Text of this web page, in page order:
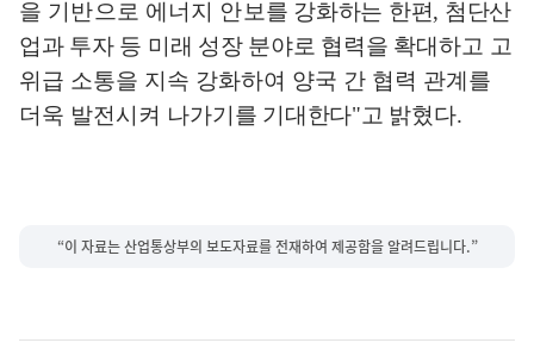
을 기반으로 에너지 안보를 강화하는 한편, 첨단산
업과 투자 등 미래 성장 분야로 협력을 확대하고 고
위급 소통을 지속 강화하여 양국 간 협력 관계를
더욱 발전시켜 나가기를 기대한다"고 밝혔다.
“이 자료는 산업통상부의 보도자료를 전재하여 제공함을 알려드립니다.”